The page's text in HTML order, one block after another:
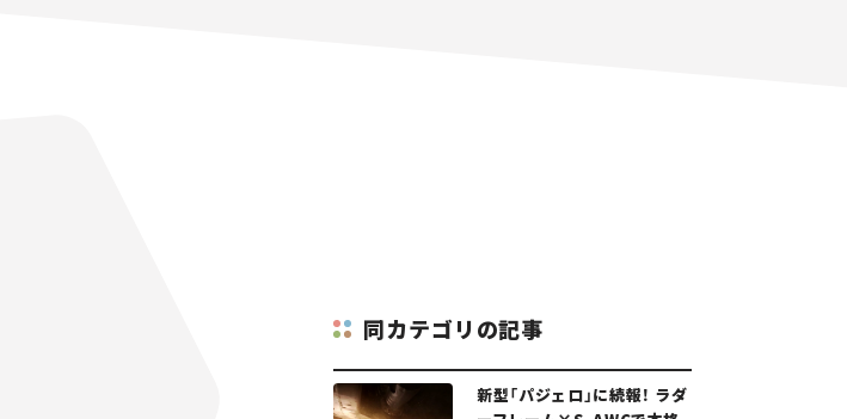
同カテゴリの記事
新型「パジェロ」に続報！ ラダ